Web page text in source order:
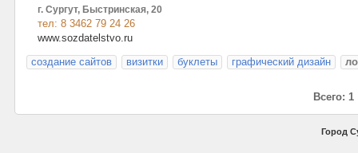
г. Сургут, Быстринская, 20
тел: 8 3462 79 24 26
www.sozdatelstvo.ru
создание сайтов
визитки буклеты графический дизайн
Всего: 1
Город